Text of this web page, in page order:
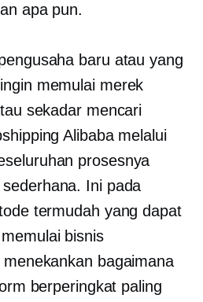
apa pun.
baru atau yang
memulai merek
sekadar mencari
Alibaba melalui
prosesnya
sederhana. Ini pada
termudah yang dapat
bisnis
bagaimana
berperingkat paling